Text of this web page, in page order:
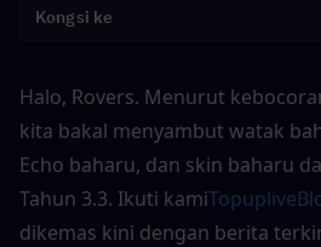
Kongsi ke
Halo, Rovers. Menurut
kita bakal menyambut watak
Echo baharu, dan skin baharu
Tahun 3.3. Ikuti kami
dikemas kini dengan berita